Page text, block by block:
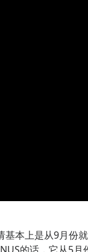
本上是从9月份